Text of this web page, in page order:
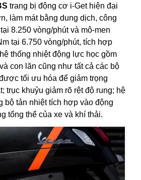
trang bị động cơ i-Get hiện đại
làm mát bằng dung dịch, công
8.250 vòng/phút và mô-men
tại 6.750 vòng/phút, tích hợp
thống nhiệt động lực học gồm
con lăn cũng như tất cả các bộ
tối ưu hóa để giảm trọng
trục khuỷu giảm rõ rệt độ rung; hệ
bộ tản nhiệt tích hợp vào động
tổng thể của xe và khí thải.